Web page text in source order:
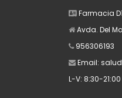
Farmacia
Avda. Del
956306193
Email:
L-V: 8:30-